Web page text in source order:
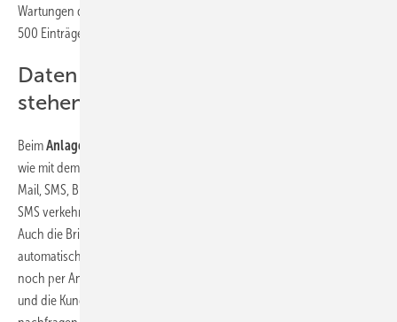
Wartungen des Monats
500 Einträge auf einen Rutsch.
Daten zu Kunden, Geräten etc.
stehen sofort zur Verfügung
BeimAnlagentermin
wie mit dem Kunden kommuniziert werden soll, zum Beispiel per E-
Mail, SMS, Brief oder Anruf. Wenn mit dem Kunden per E-Mail oder
SMS verkehrt wird, gehen die
Auch die Briefe werden mit den richtigen Daten gefüllt und
automatisch gedruckt. Bei der
noch per Anruf erfolgt, geht sofort auf dem Bildschirm ein Fenster auf
und die Kundendaten sind zu sehen. „Früher musste man immer alles